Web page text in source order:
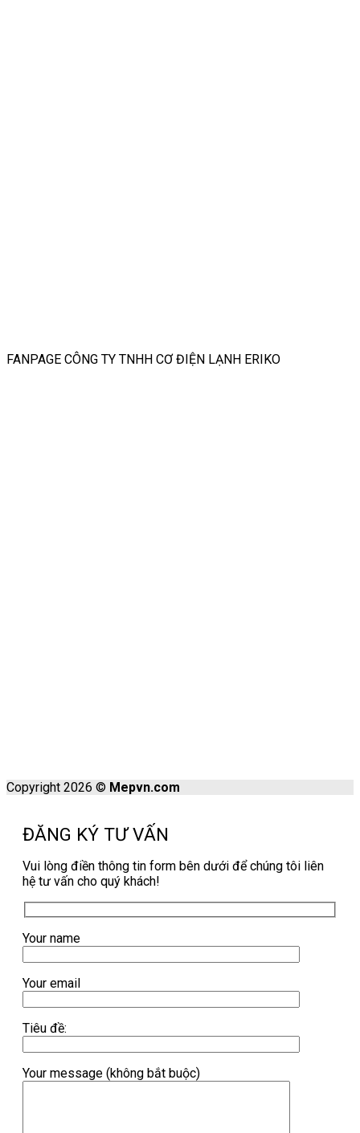
FANPAGE CÔNG TY TNHH CƠ ĐIỆN LẠNH ERIKO
Copyright 2026 © Mepvn.com
ĐĂNG KÝ TƯ VẤN
Vui lòng điền thông tin form bên dưới để chúng tôi liên
hệ tư vấn cho quý khách!
Your name
Your email
Tiêu đề:
Your message (không bắt buộc)